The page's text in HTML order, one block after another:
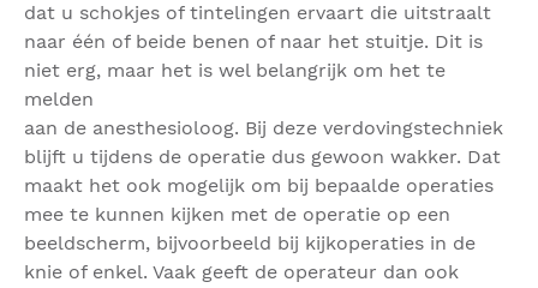
dat u schokjes of tintelingen ervaart die uitstraalt
naar één of beide benen of naar het stuitje. Dit is
niet erg, maar het is wel belangrijk om het te
melden
aan de anesthesioloog. Bij deze verdovingstechniek
blijft u tijdens de operatie dus gewoon wakker. Dat
maakt het ook mogelijk om bij bepaalde operaties
mee te kunnen kijken met de operatie op een
beeldscherm, bijvoorbeeld bij kijkoperaties in de
knie of enkel. Vaak geeft de operateur dan ook